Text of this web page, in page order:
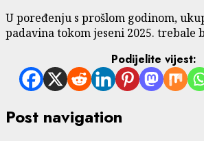
U poređenju s prošlom godinom,
padavina tokom jeseni 2025. trebale
Podijelite vijest:
Post navigation